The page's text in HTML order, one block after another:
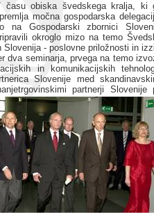
času obiska švedskega kralja, ki
močna gospodarska
na Gospodarski zbornici
okroglo mizo na temo
Slovenija - poslovne priložnosti in
dva seminarja, prvega na temo
in komunikacijskih
Slovenije med
partnerji Slovenije